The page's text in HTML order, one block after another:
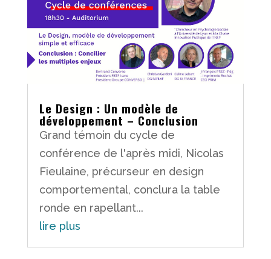
Le Design : Un modèle de
développement – Conclusion
Grand témoin du cycle de
conférence de l'après midi, Nicolas
Fieulaine, précurseur en design
comportemental, conclura la table
ronde en rapellant...
lire plus